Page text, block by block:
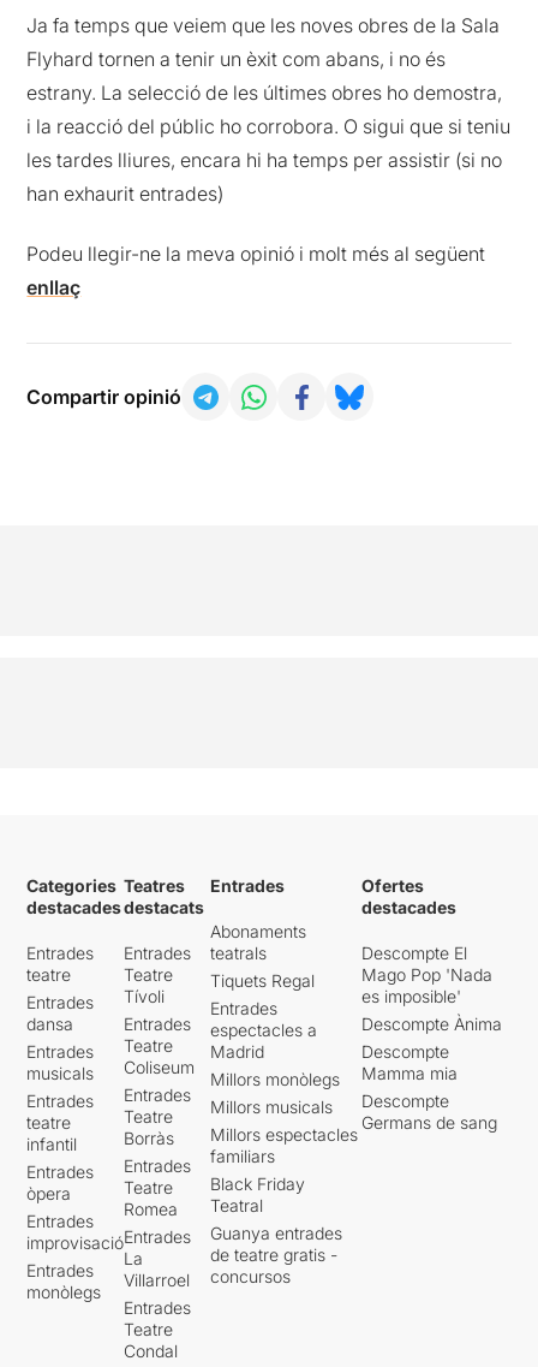
Ja fa temps que veiem que les noves obres de la Sala
Flyhard tornen a tenir un èxit com abans, i no és
estrany. La selecció de les últimes obres ho demostra,
i la reacció del públic ho corrobora. O sigui que si teniu
les tardes lliures, encara hi ha temps per assistir (si no
han exhaurit entrades)
Podeu llegir-ne la meva opinió i molt més al següent
enllaç
Compartir opinió
Categories
destacades
Entrades
teatre
Entrades
dansa
Entrades
musicals
Entrades
teatre
infantil
Entrades
òpera
Entrades
improvisació
Entrades
monòlegs
Teatres
destacats
Entrades
Teatre
Tívoli
Entrades
Teatre
Coliseum
Entrades
Teatre
Borràs
Entrades
Teatre
Romea
Entrades
La
Villarroel
Entrades
Teatre
Condal
Entrades
Abonaments
teatrals
Tiquets Regal
Entrades
espectacles a
Madrid
Millors monòlegs
Millors musicals
Millors espectacles
familiars
Black Friday
Teatral
Guanya entrades
de teatre gratis -
concursos
Ofertes
destacades
Descompte El
Mago Pop 'Nada
es imposible'
Descompte Ànima
Descompte
Mamma mia
Descompte
Germans de sang